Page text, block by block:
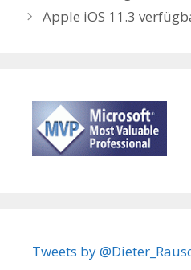
Apple iOS 11.3
Tweets by